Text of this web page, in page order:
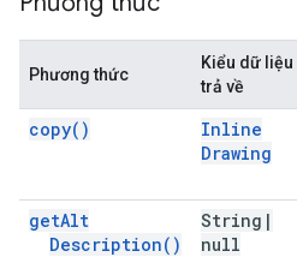
Phương thức
Kiểu dữ liệu
trả về
copy( )
Inline
Drawing
getAlt
Description( )
String |
null